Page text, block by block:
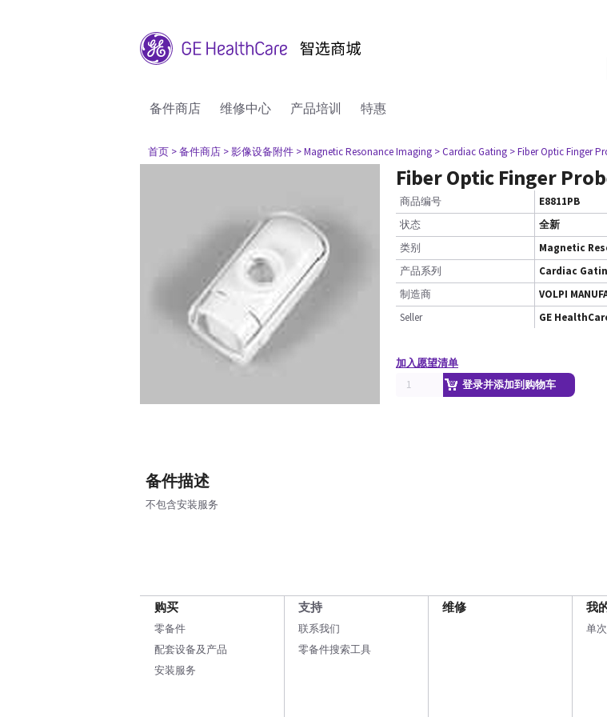
备件商店 维修中心 产品培训 特惠
首页 > 备件商店 > 影像设备附件 > Magnetic Resonance Imaging > Cardiac Gating > Fiber Optic Finger
Fiber Optic Finger
商品编号
E8811PB
状态
全新
类别
Magnetic
产品系列
Cardiac
制造商
VOLPI
Seller
GE
加入愿望清单
登录并添加到购物车
备件描述
不包含安装服务
购买
零备件
配套设备及产品
安装服务
支持
联系我们
零备件搜索工具
维修 我
单